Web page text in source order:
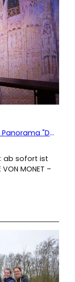
Panometer Leipzig zeigt neues 360°- Panorama "Die Kathedrale von Monet"
ab sofort ist
MONET –